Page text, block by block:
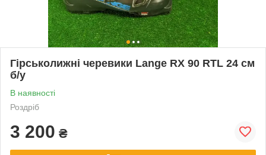
Гірськолижні черевики Lange RX 90 RTL 24 см
б/у
В наявності
Роздріб
3 200 ₴